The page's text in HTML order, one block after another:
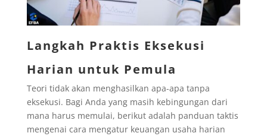
Langkah Praktis Eksekusi
Harian untuk Pemula
Teori tidak akan menghasilkan apa-apa tanpa
eksekusi. Bagi Anda yang masih kebingungan dari
mana harus memulai, berikut adalah panduan taktis
mengenai cara mengatur keuangan usaha harian